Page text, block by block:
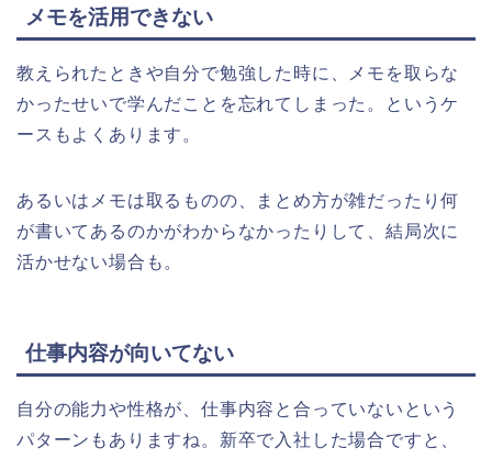
メモを活用できない
教えられたときや自分で勉強した時に、メモを取らな
かったせいで学んだことを忘れてしまった。というケ
ースもよくあります。
あるいはメモは取るものの、まとめ方が雑だったり何
が書いてあるのかがわからなかったりして、結局次に
活かせない場合も。
仕事内容が向いてない
自分の能力や性格が、仕事内容と合っていないという
パターンもありますね。新卒で入社した場合ですと、